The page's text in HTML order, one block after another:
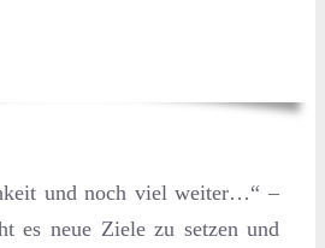
und noch viel weiter…“ –
es neue Ziele zu setzen und